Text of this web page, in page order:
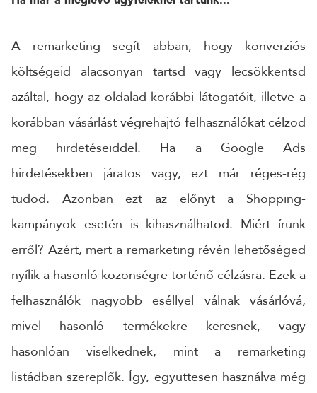
A remarketing segít abban, hogy konverziós
költségeid alacsonyan tartsd vagy lecsökkentsd
azáltal, hogy az oldalad korábbi látogatóit, illetve a
korábban vásárlást végrehajtó felhasználókat célzod
meg hirdetéseiddel. Ha a Google Ads
hirdetésekben járatos vagy, ezt már réges-rég
tudod. Azonban ezt az előnyt a Shopping-
kampányok esetén is kihasználhatod. Miért írunk
erről? Azért, mert a remarketing révén lehetőséged
nyílik a hasonló közönségre történő célzásra. Ezek a
felhasználók nagyobb eséllyel válnak vásárlóvá,
mivel hasonló termékekre keresnek, vagy
hasonlóan viselkednek, mint a remarketing
listádban szereplők. Így, együttesen használva még